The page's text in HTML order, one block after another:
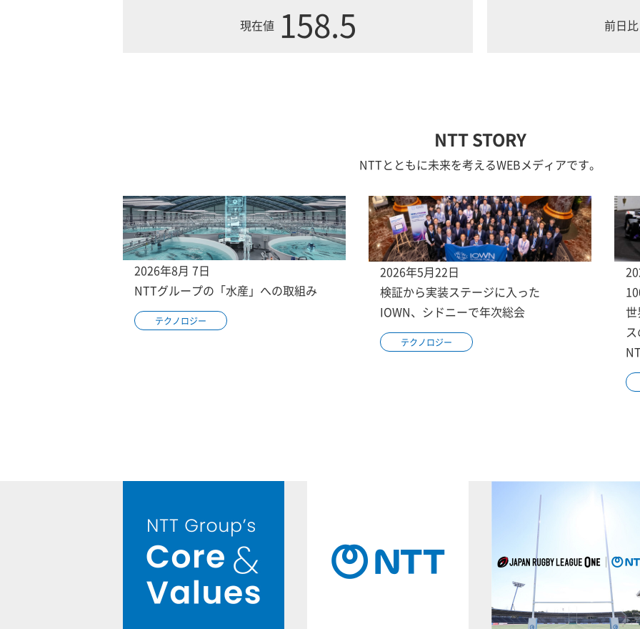
現在値 158.5 前日比
NTT STORY
NTTとともに未来を考えるWEBメディアです。
2026年8月 7日
NTTグループの「水産」への取組み
テクノロジー
2026年5月22日
検証から実装ステージに入った
IOWN、シドニーで年次総会
テクノロジー